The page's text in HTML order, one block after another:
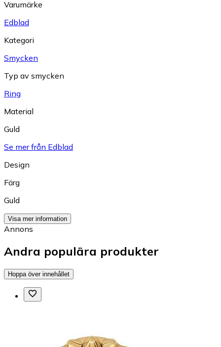
Varumärke
Edblad
Kategori
Smycken
Typ av smycken
Ring
Material
Guld
Se mer från Edblad
Design
Färg
Guld
Visa mer information
Annons
Andra populära produkter
Hoppa över innehållet